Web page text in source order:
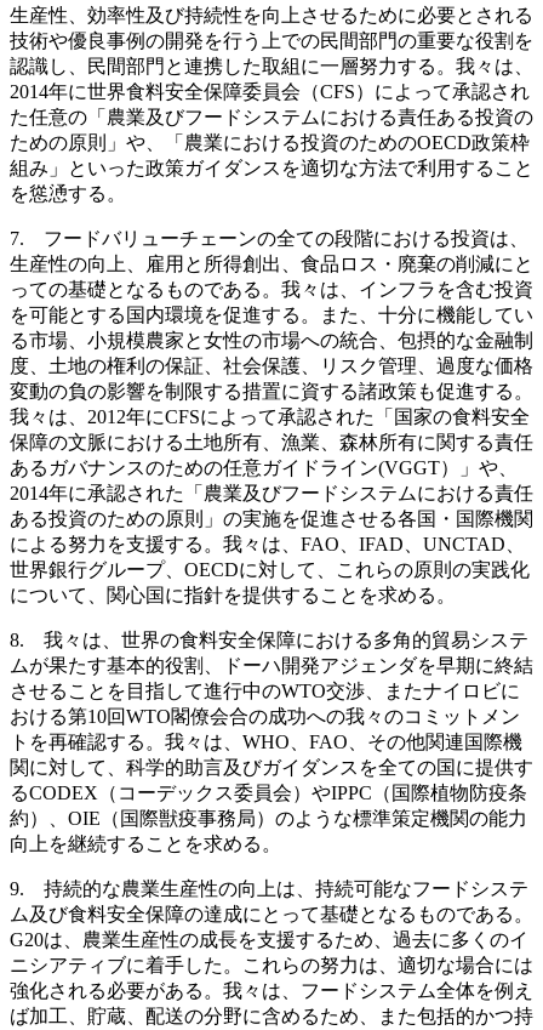
生産性、効率性及び持続性を向上させるために必要とされる
技術や優良事例の開発を行う上での民間部門の重要な役割を
認識し、民間部門と連携した取組に一層努力する。我々は、
2014年に世界食料安全保障委員会（CFS）によって承認され
た任意の「農業及びフードシステムにおける責任ある投資の
ための原則」や、「農業における投資のためのOECD政策枠
組み」といった政策ガイダンスを適切な方法で利用すること
を慫慂する。
7. フードバリューチェーンの全ての段階における投資は、
生産性の向上、雇用と所得創出、食品ロス・廃棄の削減にと
っての基礎となるものである。我々は、インフラを含む投資
を可能とする国内環境を促進する。また、十分に機能してい
る市場、小規模農家と女性の市場への統合、包摂的な金融制
度、土地の権利の保証、社会保護、リスク管理、過度な価格
変動の負の影響を制限する措置に資する諸政策も促進する。
我々は、2012年にCFSによって承認された「国家の食料安全
保障の文脈における土地所有、漁業、森林所有に関する責任
あるガバナンスのための任意ガイドライン(VGGT）」や、
2014年に承認された「農業及びフードシステムにおける責任
ある投資のための原則」の実施を促進させる各国・国際機関
による努力を支援する。我々は、FAO、IFAD、UNCTAD、
世界銀行グループ、OECDに対して、これらの原則の実践化
について、関心国に指針を提供することを求める。
8. 我々は、世界の食料安全保障における多角的貿易システ
ムが果たす基本的役割、ドーハ開発アジェンダを早期に終結
させることを目指して進行中のWTO交渉、またナイロビに
おける第10回WTO閣僚会合の成功への我々のコミットメン
トを再確認する。我々は、WHO、FAO、その他関連国際機
関に対して、科学的助言及びガイダンスを全ての国に提供す
るCODEX（コーデックス委員会）やIPPC（国際植物防疫条
約）、OIE（国際獣疫事務局）のような標準策定機関の能力
向上を継続することを求める。
9. 持続的な農業生産性の向上は、持続可能なフードシステ
ム及び食料安全保障の達成にとって基礎となるものである。
G20は、農業生産性の成長を支援するため、過去に多くのイ
ニシアティブに着手した。これらの努力は、適切な場合には
強化される必要がある。我々は、フードシステム全体を例え
ば加工、貯蔵、配送の分野に含めるため、また包括的かつ持